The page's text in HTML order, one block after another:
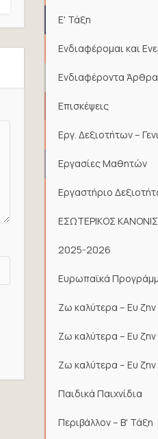
Ε' Τάξη
Ενδιαφέρομαι και
Ενδιαφέροντα Άρθρα
Επισκέψεις
Εργ. Δεξιοτήτων –
Εργασίες Μαθητών
Εργαστήριο
ΕΣΩΤΕΡΙΚΟΣ
2025-2026
Ευρωπαϊκά
Ζω καλύτερα – Ευ ζην
Ζω καλύτερα – Ευ
Ζω καλύτερα – Ευ
Παιδικά Παιχνίδια
Περιβάλλον – Β' Τάξη